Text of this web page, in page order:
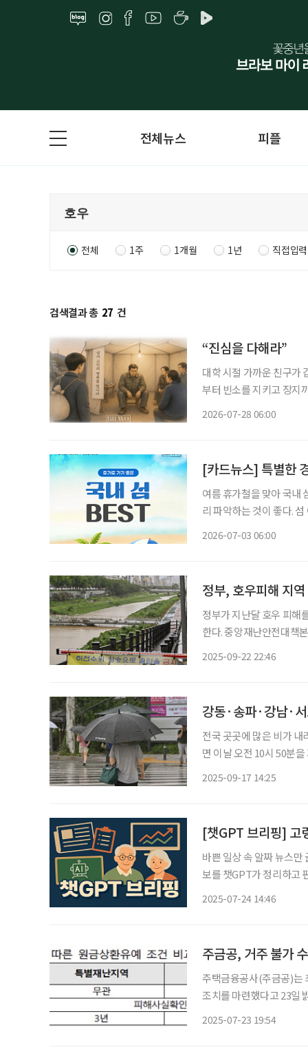
전체뉴스 피플
전체 1주 1개월 1년 직접입력
검색결과 총 27 건
“진심을 다해라”
대학 시절 가까운 친구가
부터 빈소를 지키고 장지
2026-07-28 06:00
[카드뉴스] 특별한
여름 휴가철을 맞아 국내
리 파악하는 것이 좋다.
2026-07-03 06:00
정부, 호우피해 지
정부가 지난달 호우 피해
한다. 중앙재난안전대책본부는 22일 중앙재난안전대책본부회의 심의를 거쳐 8월 호우 피해
2025-09-22 22:46
전국 곳곳에 많은 비가 내리면
면 이날 오전 10시 50분
2025-09-17 14:25
[챗GPT 브리핑] 고
바쁜 일상 속 알짜 뉴스
보를 챗GPT가 정리하고 편집국 기
2025-07-24 14:46
주금공, 거주 불가
주택금융공사(주금공)는
조치를 마련했다고 23일 밝혔다. 주금공은 주택연금 고객의 가입주택이
2025-07-23 19:54